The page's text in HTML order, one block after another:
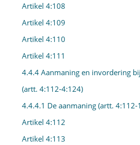
Artikel 4:108
Artikel 4:109
Artikel 4:110
Artikel 4:111
4.4.4 Aanmaning en invordering
(artt. 4:112-4:124)
4.4.4.1 De aanmaning (artt. 4:112-
Artikel 4:112
Artikel 4:113